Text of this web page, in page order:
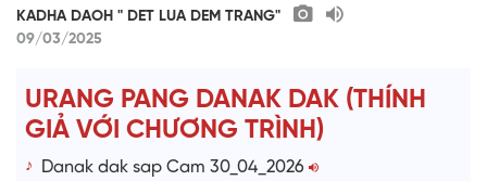
KADHA DAOH " DET LUA DEM TRANG"
09/03/2025
URANG PANG DANAK DAK (THÍNH
GIẢ VỚI CHƯƠNG TRÌNH)
Danak dak sap Cam 30_04_2026